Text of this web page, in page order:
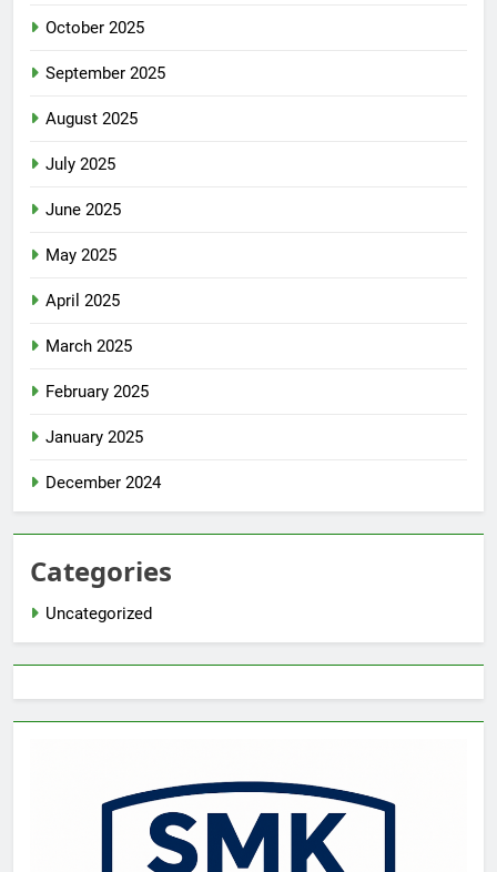
October 2025
September 2025
August 2025
July 2025
June 2025
May 2025
April 2025
March 2025
February 2025
January 2025
December 2024
Categories
Uncategorized